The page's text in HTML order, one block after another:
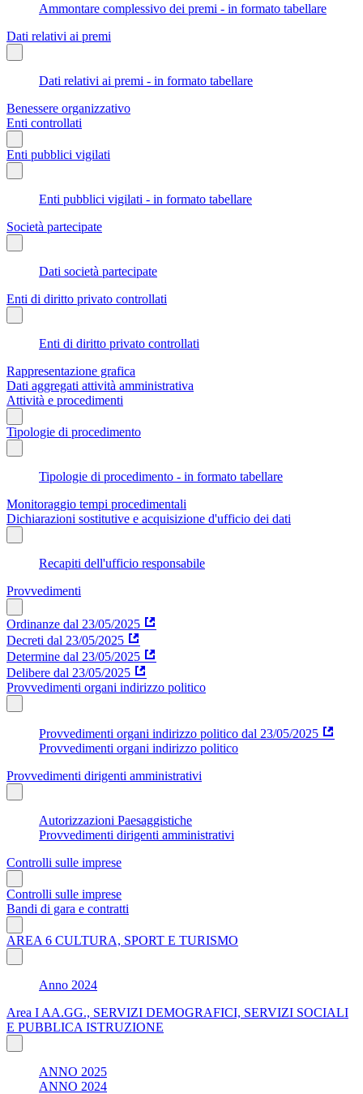
Ammontare complessivo dei premi - in formato tabellare
Dati relativi ai premi
Dati relativi ai premi - in formato tabellare
Benessere organizzativo
Enti controllati
Enti pubblici vigilati
Enti pubblici vigilati - in formato tabellare
Società partecipate
Dati società partecipate
Enti di diritto privato controllati
Enti di diritto privato controllati
Rappresentazione grafica
Dati aggregati attività amministrativa
Attività e procedimenti
Tipologie di procedimento
Tipologie di procedimento - in formato tabellare
Monitoraggio tempi procedimentali
Dichiarazioni sostitutive e acquisizione d'ufficio dei dati
Recapiti dell'ufficio responsabile
Provvedimenti
Ordinanze dal 23/05/2025
Decreti dal 23/05/2025
Determine dal 23/05/2025
Delibere dal 23/05/2025
Provvedimenti organi indirizzo politico
Provvedimenti organi indirizzo politico dal 23/05/2025
Provvedimenti organi indirizzo politico
Provvedimenti dirigenti amministrativi
Autorizzazioni Paesaggistiche
Provvedimenti dirigenti amministrativi
Controlli sulle imprese
Controlli sulle imprese
Bandi di gara e contratti
AREA 6 CULTURA, SPORT E TURISMO
Anno 2024
Area I AA.GG., SERVIZI DEMOGRAFICI, SERVIZI SOCIALI
E PUBBLICA ISTRUZIONE
ANNO 2025
ANNO 2024